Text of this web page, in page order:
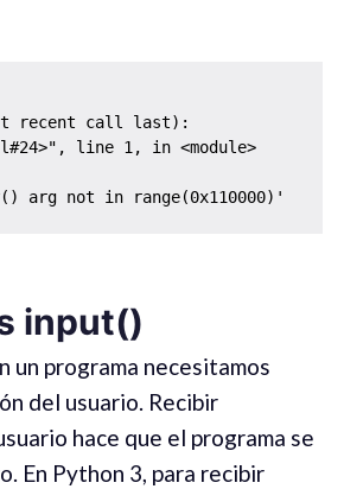
recent call last):
line 1, in <module>
arg not in range(0x110000)'
input()
un programa necesitamos
del usuario. Recibir
hace que el programa se
En Python 3, para recibir